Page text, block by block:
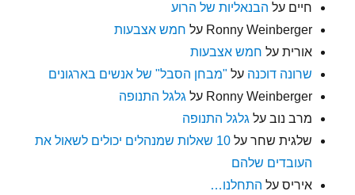
חיים על הבנאליות של הרוע
Ronny Weinberger על חמש אצבעות
אורית על חמש אצבעות
שרונה דוכנה על "מבחן הסבל" של אנשים בארגונים
Ronny Weinberger על גלגל התנופה
מרב נוב על גלגל התנופה
שלגית שחר על
10 שאלות שמנהלים יכולים לשאול את
העובדים שלהם
איריס על התחלנו…